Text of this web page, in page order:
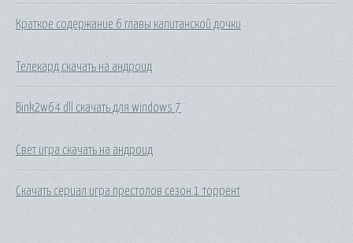
Краткое содержание 6 главы капитанской дочки
Телекард скачать на андроид
Bink2w64 dll скачать для windows 7
Свет игра скачать на андроид
Скачать сериал игра престолов сезон 1 торрент